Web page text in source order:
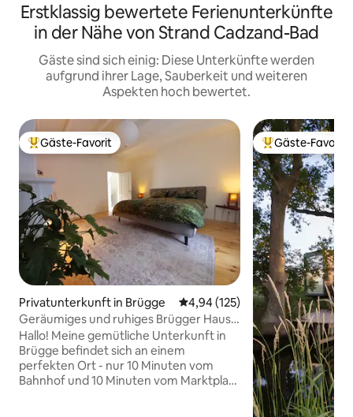
Erstklassig bewertete Ferienunterkünfte
in der Nähe von Strand Cadzand-Bad
Gäste sind sich einig: Diese Unterkünfte werden
aufgrund ihrer Lage, Sauberkeit und weiteren
Aspekten hoch bewertet.
Beliebter Gäste-Favorit.
Gäste-Favorit
Privatunterkunft in Brügge Durchschnittliche Bewertung:
4,94 (125)
Geräumiges und ruhiges Brügger Haus
an einem perfekten Ort!
Hallo! Meine gemütliche Unterkunft in
Brügge befindet sich an einem
perfekten Ort - nur 10 Minuten vom
Bahnhof und 10 Minuten vom Marktplatz
Beliebter Gäste-
Gäste-Favorit